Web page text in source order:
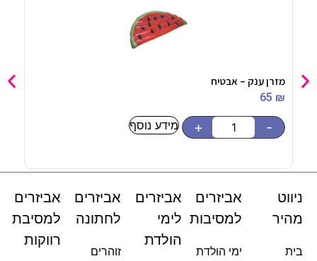
מזרן ענק – אבטיח
65 ₪
-
+ מידע נוסף
עט
ניווט
מהיר
בית
אביזרים
למסיבות
ימי הולדת
אביזרים
לימי
הולדת
אביזרים
לחתונה
זוהרים
אביזרים
למסיבת
רווקות